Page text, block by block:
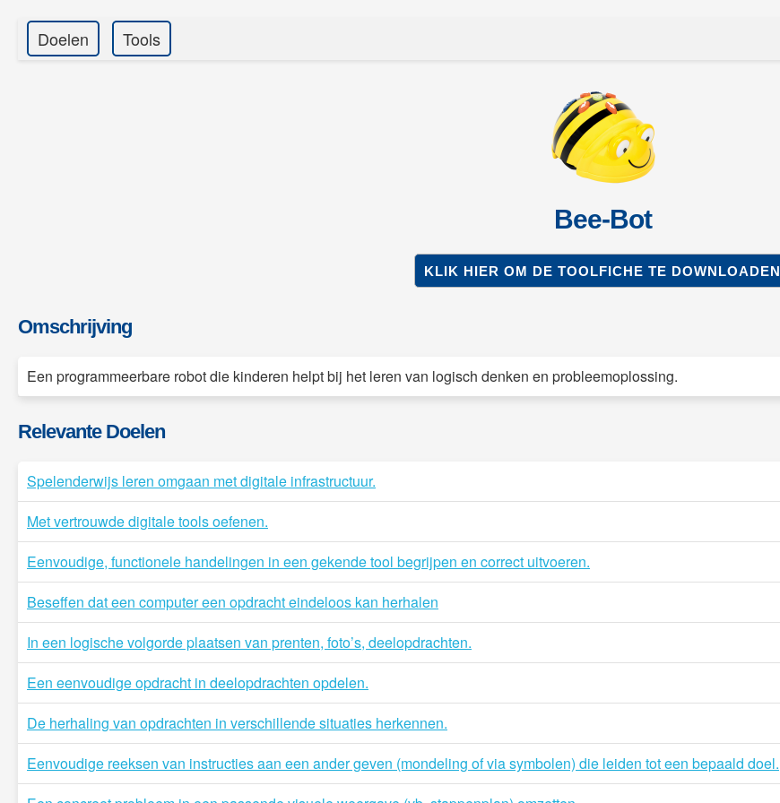
Doelen Tools
Bee-Bot
KLIK HIER OM DE TOOLFICHE TE DOWNLOADEN
Omschrijving
Een programmeerbare robot die kinderen helpt bij het leren van logisch denken en probleemoplossing.
Relevante Doelen
Spelenderwijs leren omgaan met digitale infrastructuur.
Met vertrouwde digitale tools oefenen.
Eenvoudige, functionele handelingen in een gekende tool begrijpen en correct uitvoeren.
Beseffen dat een computer een opdracht eindeloos kan herhalen
In een logische volgorde plaatsen van prenten, foto’s, deelopdrachten.
Een eenvoudige opdracht in deelopdrachten opdelen.
De herhaling van opdrachten in verschillende situaties herkennen.
Eenvoudige reeksen van instructies aan een ander geven (mondeling of via symbolen) die leiden tot een bepaald doel.